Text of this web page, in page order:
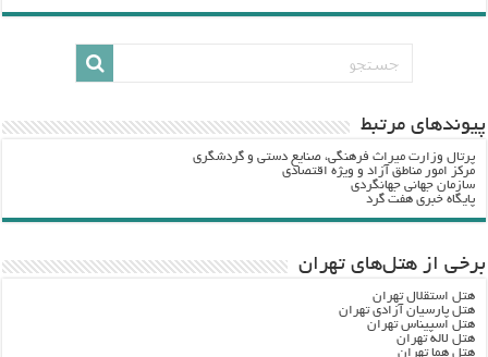
پيوندهاي مرتبط
پرتال وزارت ميراث فرهنگي، صنایع دستی و گردشگري
مرکز امور مناطق آزاد و ویژه اقتصادی
سازمان جهانی جهانگردی
پایگاه خبری هفت گرد
برخی از هتل‌های تهران
هتل استقلال تهران
هتل پارسیان آزادی تهران
هتل اسپیناس تهران
هتل لاله تهران
هتل هما تهران